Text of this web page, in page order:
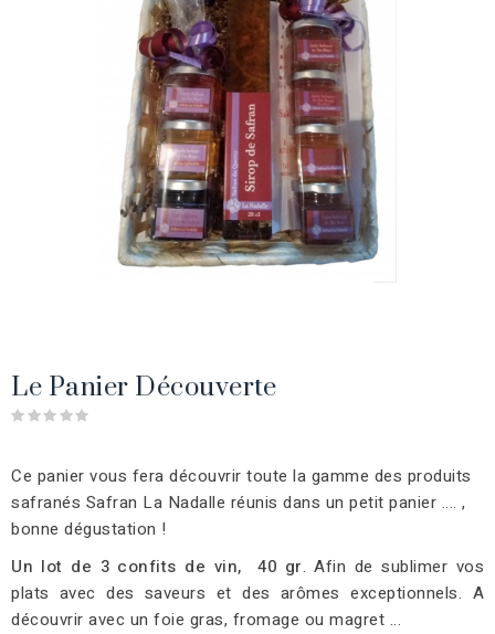
Le Panier Découverte
Ce panier vous fera découvrir toute la gamme des produits
safranés Safran La Nadalle réunis dans un petit panier .... ,
bonne dégustation !
Un lot de 3 confits de vin, 40 gr. Afin de sublimer vos
plats avec des saveurs et des arômes exceptionnels. A
découvrir avec un foie gras, fromage ou magret ...